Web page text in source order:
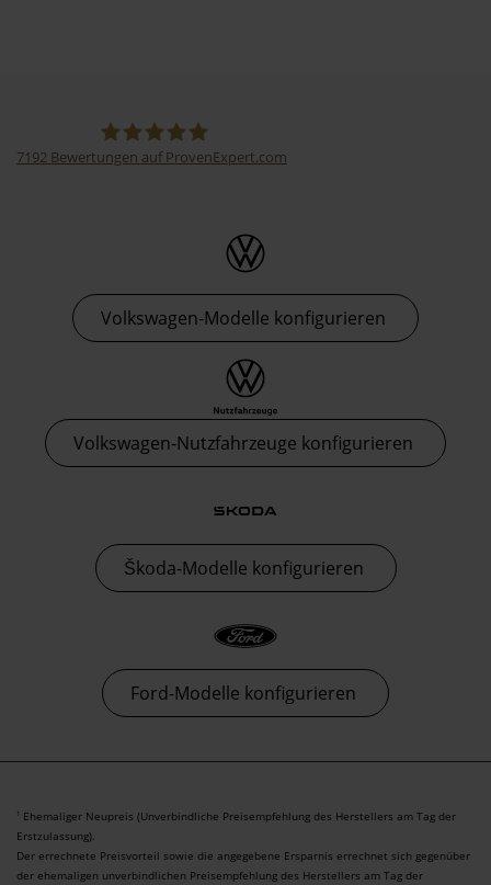
7192 Bewertungen auf ProvenExpert.com
Volkswagen-Modelle konfigurieren
Volkswagen-Nutzfahrzeuge konfigurieren
Škoda-Modelle konfigurieren
Ford-Modelle konfigurieren
1 Ehemaliger Neupreis (Unverbindliche Preisempfehlung des Herstellers am Tag der
Erstzulassung).
Der errechnete Preisvorteil sowie die angegebene Ersparnis errechnet sich gegenüber
der ehemaligen unverbindlichen Preisempfehlung des Herstellers am Tag der